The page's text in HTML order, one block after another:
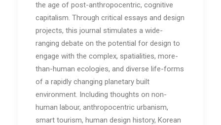
the age of post-anthropocentric, cognitive
capitalism. Through critical essays and design
projects, this journal stimulates a wide-
ranging debate on the potential for design to
engage with the complex, spatialities, more-
than-human ecologies, and diverse life-forms
of a rapidly changing planetary built
environment. Including thoughts on non-
human labour, anthropocentric urbanism,
smart tourism, human design history, Korean